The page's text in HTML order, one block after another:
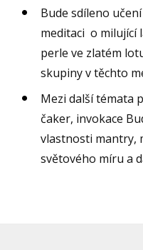
Bude sdíleno
meditaci o milující
perle ve zlatém
skupiny v těchto
Mezi další témata
čaker, invokace
vlastnosti mantry,
světového míru a